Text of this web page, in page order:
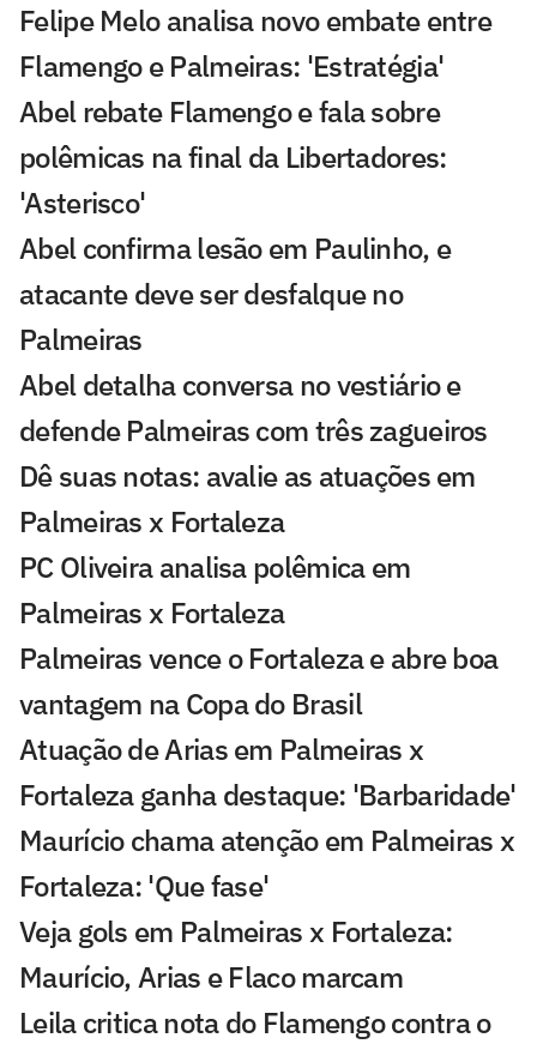
Felipe Melo analisa novo embate entre
Flamengo e Palmeiras: 'Estratégia'
Abel rebate Flamengo e fala sobre
polêmicas na final da Libertadores:
'Asterisco'
Abel confirma lesão em Paulinho, e
atacante deve ser desfalque no
Palmeiras
Abel detalha conversa no vestiário e
defende Palmeiras com três zagueiros
Dê suas notas: avalie as atuações em
Palmeiras x Fortaleza
PC Oliveira analisa polêmica em
Palmeiras x Fortaleza
Palmeiras vence o Fortaleza e abre boa
vantagem na Copa do Brasil
Atuação de Arias em Palmeiras x
Fortaleza ganha destaque: 'Barbaridade'
Maurício chama atenção em Palmeiras x
Fortaleza: 'Que fase'
Veja gols em Palmeiras x Fortaleza:
Maurício, Arias e Flaco marcam
Leila critica nota do Flamengo contra o